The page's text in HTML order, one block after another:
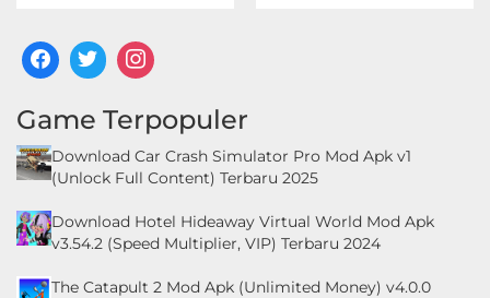
Game Terpopuler
Download Car Crash Simulator Pro Mod Apk v1
(Unlock Full Content) Terbaru 2025
Download Hotel Hideaway Virtual World Mod Apk
v3.54.2 (Speed Multiplier, VIP) Terbaru 2024
The Catapult 2 Mod Apk (Unlimited Money) v4.0.0